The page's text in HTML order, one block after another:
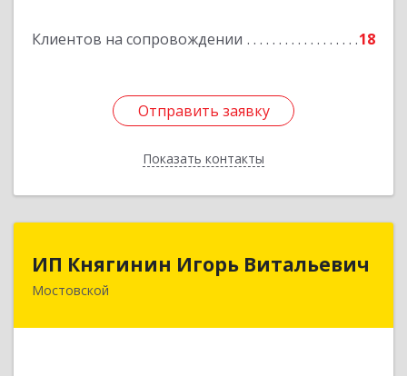
Клиентов на сопровождении 18
Отправить заявку
Показать контакты
Отправить заявку
Назад
ИП Княгинин Игорь Витальевич
Мостовской
352570, Краснодарский край, Мостовский р-н,